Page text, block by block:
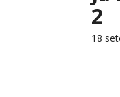
2
18